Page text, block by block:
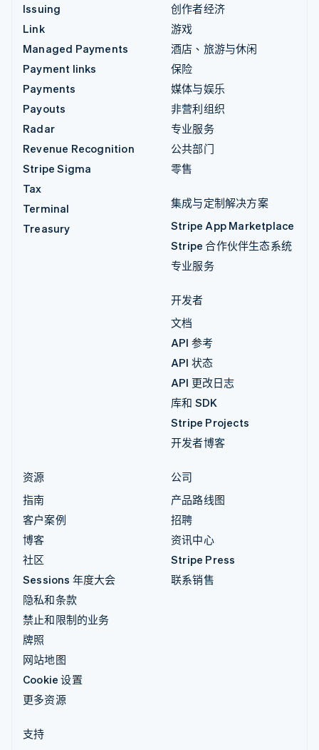
Issuing
Link
Managed Payments
Payment links
Payments
Payouts
Radar
Revenue Recognition
Stripe Sigma
Tax
Terminal
Treasury
创作者经济
游戏
酒店、旅游与休闲
保险
媒体与娱乐
非营利组织
专业服务
公共部门
零售
集成与定制解决方案
Stripe App Marketplace
Stripe 合作伙伴生态系统
专业服务
开发者
文档
API 参考
API 状态
API 更改日志
库和 SDK
Stripe Projects
开发者博客
资源
指南
客户案例
博客
社区
Sessions 年度大会
隐私和条款
禁止和限制的业务
牌照
网站地图
Cookie 设置
更多资源
公司
产品路线图
招聘
资讯中心
Stripe Press
联系销售
支持